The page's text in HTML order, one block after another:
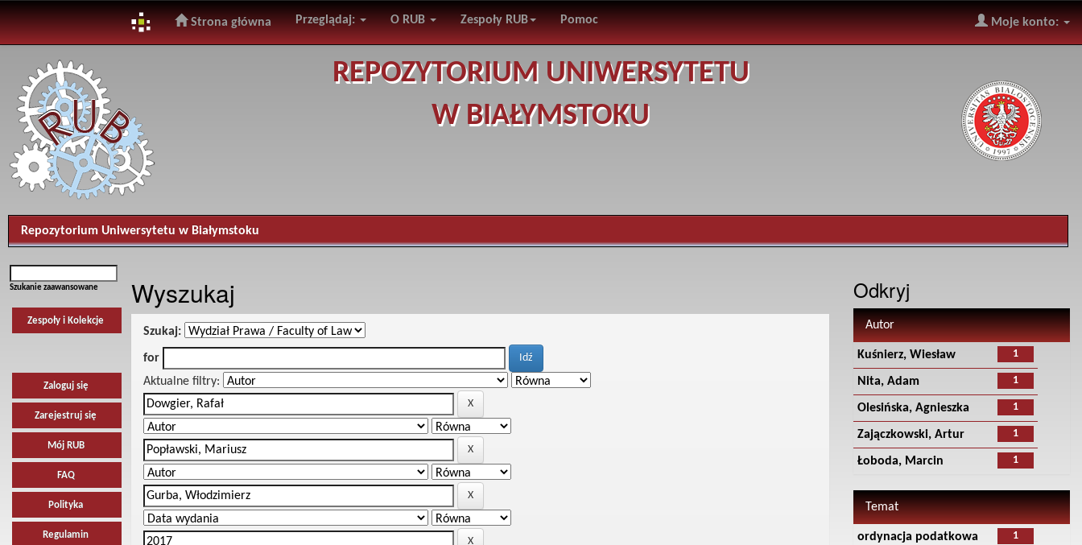
navigation
Strona główna Przeglądaj: O RUB Zespoły RUB Pomoc Moje konto:
REPOZYTORIUM UNIWERSYTETU
W BIAŁYMSTOKU
Repozytorium Uniwersytetu w Białymstoku
Szukanie zaawansowane
Zespoły i Kolekcje
Zaloguj się
Zarejestruj się
Mój RUB
FAQ
Polityka
Regulamin
Wyszukaj
Szukaj:
for
Aktualne filtry:
Odkryj
Autor
1
Kuśnierz, Wiesław
1
Nita, Adam
1
Olesińska, Agnieszka
1
Zajączkowski, Artur
1
Łoboda, Marcin
Temat
1
ordynacja podatkowa